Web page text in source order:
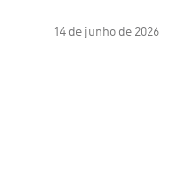
14 de junho de 2026